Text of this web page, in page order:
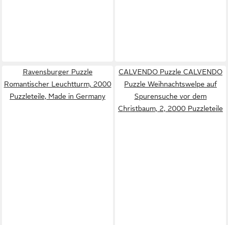
Ravensburger Puzzle
Romantischer Leuchtturm, 2000
Puzzleteile, Made in Germany
CALVENDO Puzzle CALVENDO
Puzzle Weihnachtswelpe auf
Spurensuche vor dem
Christbaum, 2, 2000 Puzzleteile